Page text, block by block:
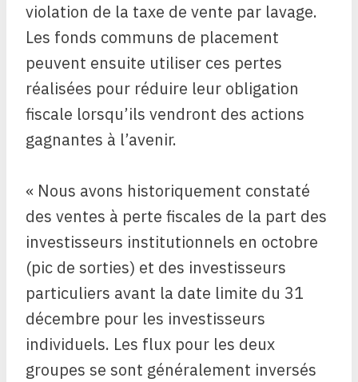
violation de la taxe de vente par lavage.
Les fonds communs de placement
peuvent ensuite utiliser ces pertes
réalisées pour réduire leur obligation
fiscale lorsqu’ils vendront des actions
gagnantes à l’avenir.
« Nous avons historiquement constaté
des ventes à perte fiscales de la part des
investisseurs institutionnels en octobre
(pic de sorties) et des investisseurs
particuliers avant la date limite du 31
décembre pour les investisseurs
individuels. Les flux pour les deux
groupes se sont généralement inversés